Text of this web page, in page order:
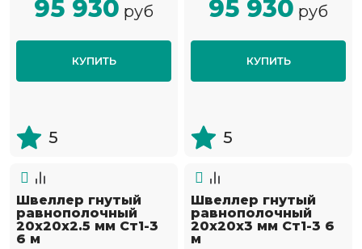
95 930 руб
КУПИТЬ
5
95 930 руб
КУПИТЬ
5
Швеллер гнутый
равнополочный
20х20х2.5 мм Ст1-3
6 м
Швеллер гнутый
равнополочный
20х20х3 мм Ст1-3 6
м